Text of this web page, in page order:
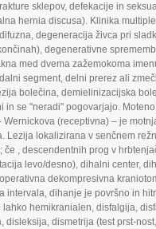
sklepov,defekacije in
hernia discusa). Klinika
,degeneracija živca pri
,degenerativne
med dvema zažemokoma
segment,delni prerez ali
bolečina,demielinizacijska
in se "neradi" pogovarjajo.
Wernickova (receptivna) – je
Lezija lokalizirana v senčnem
če ,descendentnih prog v
levo/desno),dihalni center,
dekompresivna
intervala,dihanje je površno in
lahko hemikranialen,disfalgija,
,disleksija,dismetrija (test prst-nost